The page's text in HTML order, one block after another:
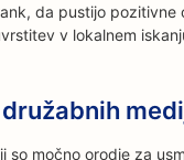
da pustijo pozitivne
v lokalnem
so močno orodje za